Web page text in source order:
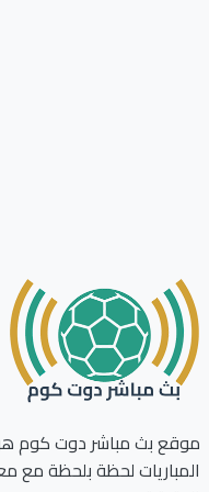
بث مباشر دوت كوم هو
لحظة بلحظة مع